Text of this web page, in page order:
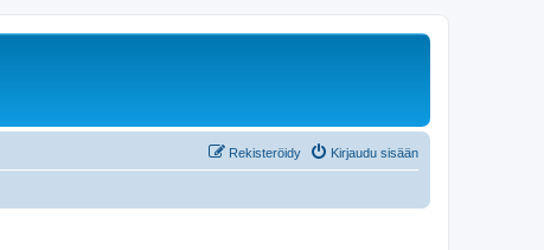
Kirjaudu sisään
Rekisteröidy